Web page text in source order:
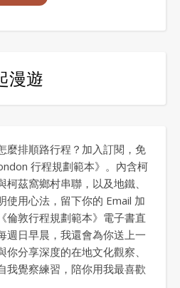
漫遊
麼排順路行程？加入訂閱，免
行程規劃範本》。內含柯
茲窩鄉村串聯，以及地鐵、
使用心法，留下你的 Email 加
倫敦行程規劃範本》電子書直
週日早晨，我還會為你送上一
分享深度的在地文化觀察、
我覺察練習，陪你用我最喜歡